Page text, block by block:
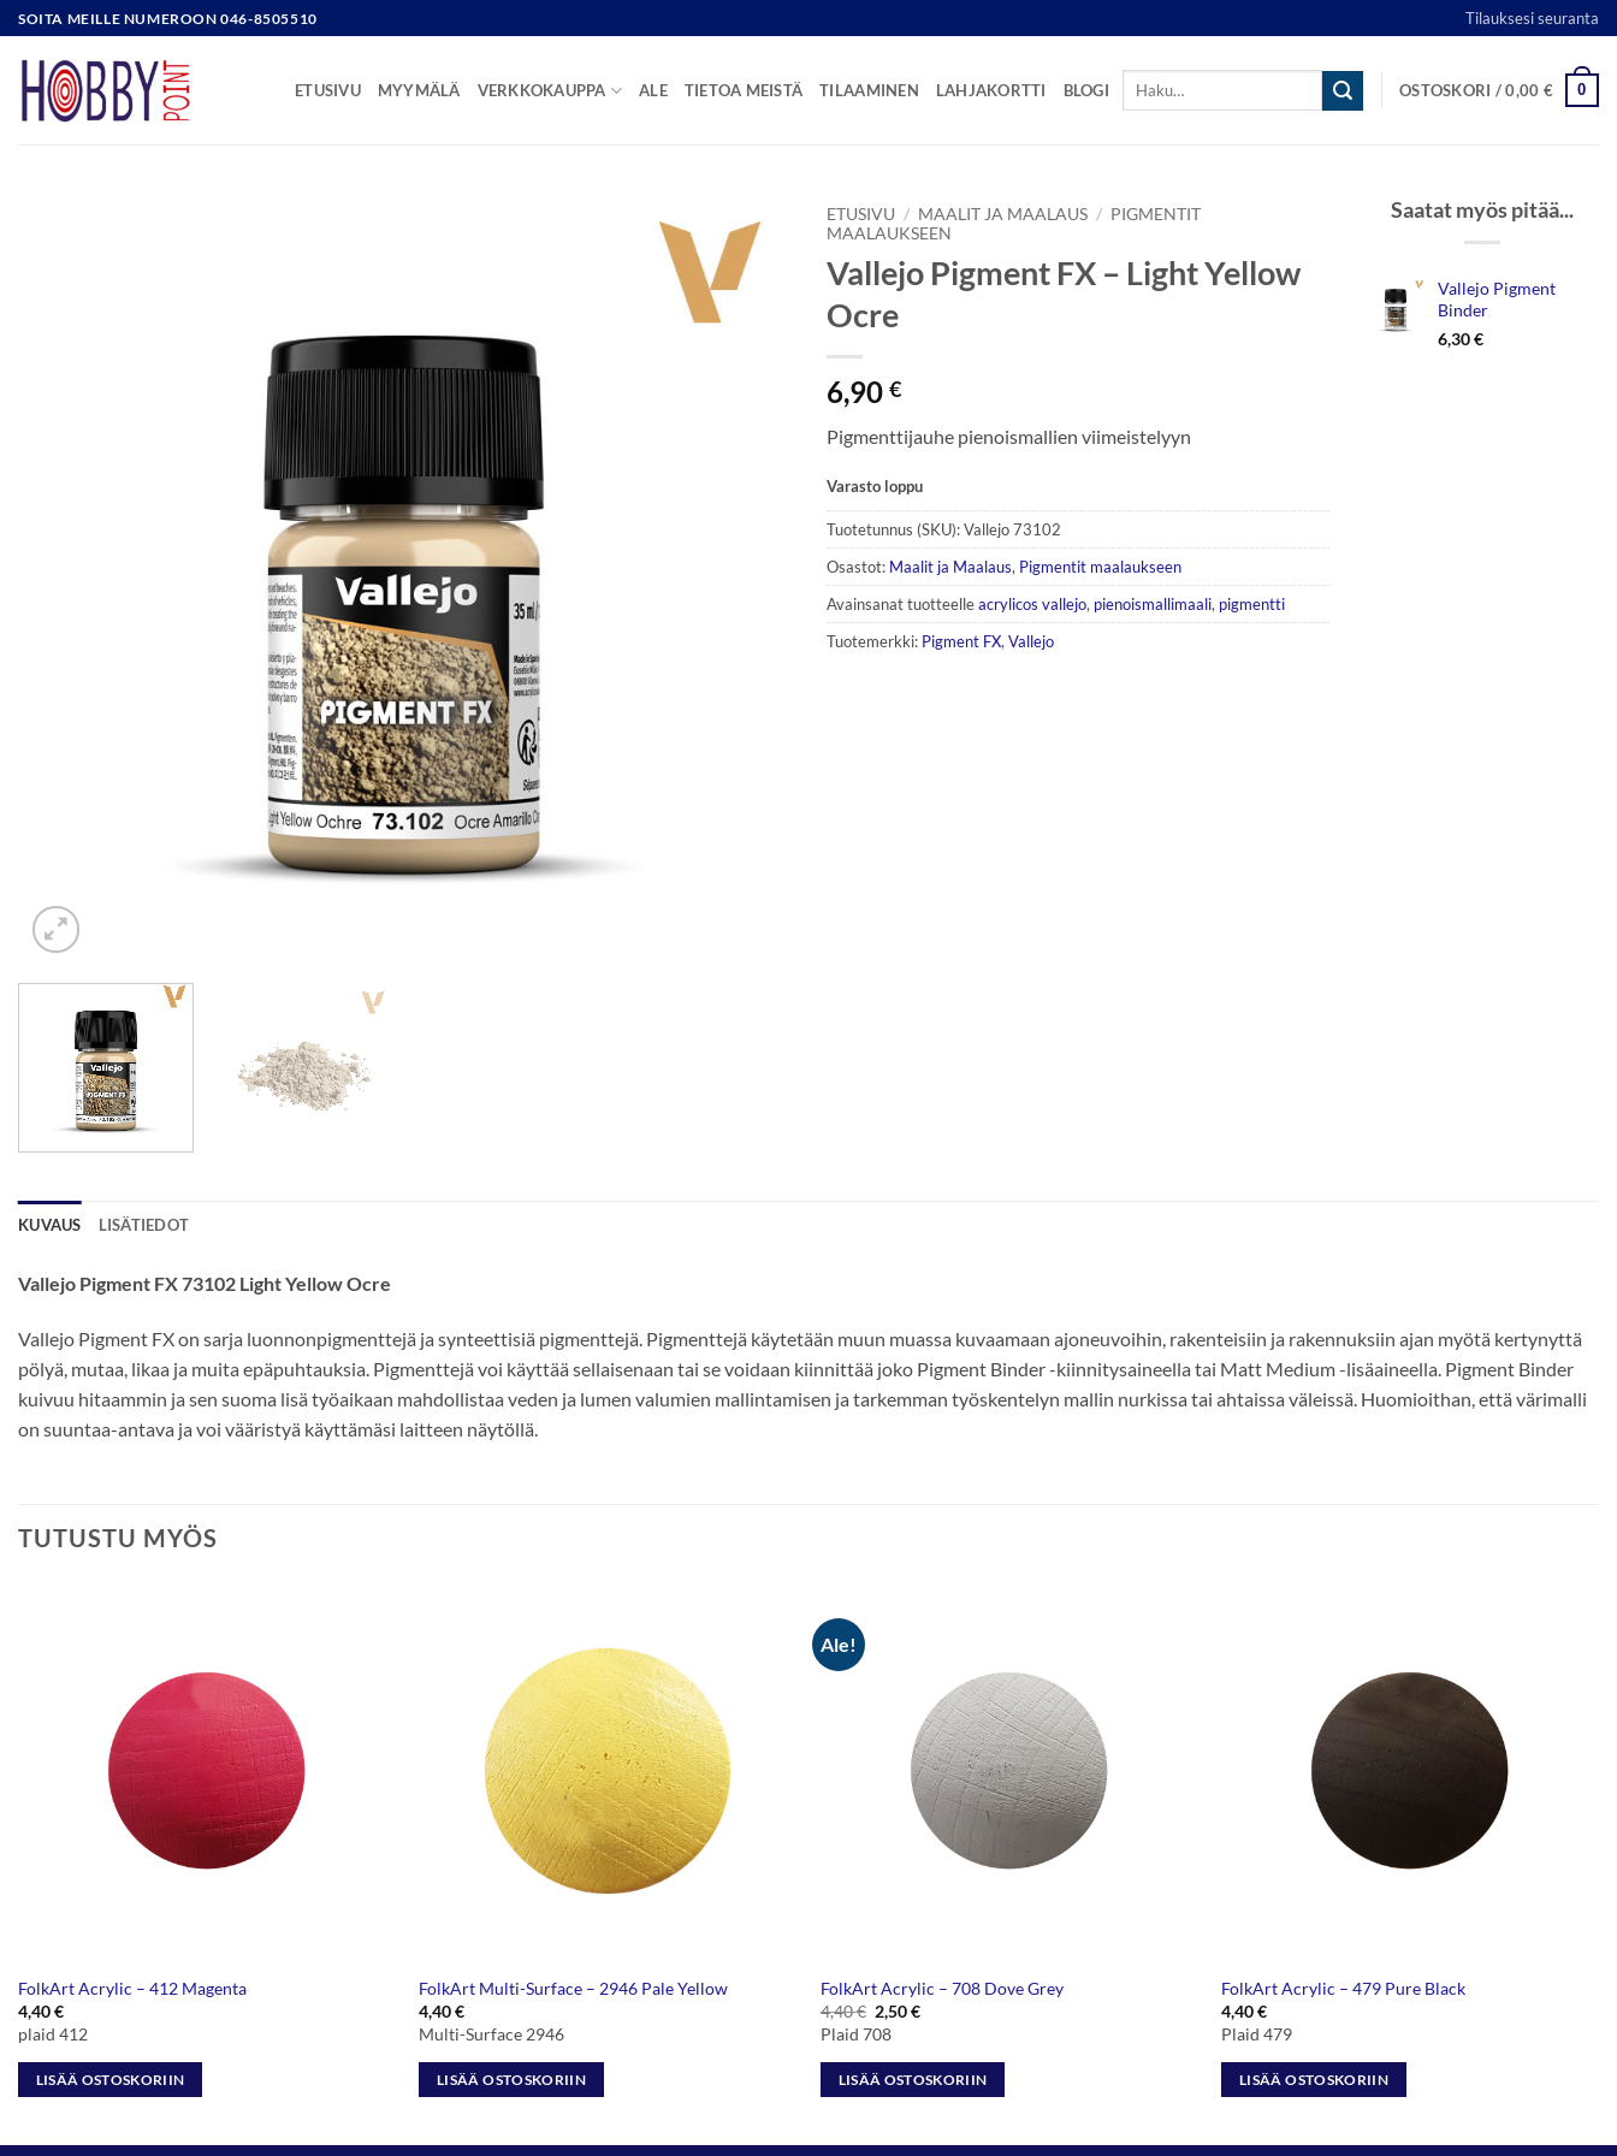
Skip
to
content
SOITA MEILLE NUMEROON 046-8505510 Tilauksesi seuranta
ETUSIVU MYYMÄLÄ VERKKOKAUPPA ALE TIETOA MEISTÄ TILAAMINEN LAHJAKORTTI BLOGI
Etsi:
OSTOSKORI /0,00 € 0
ETUSIVU / MAALIT JA MAALAUS / PIGMENTIT
MAALAUKSEEN
Vallejo Pigment FX – Light Yellow
Ocre
6,90 €
Pigmenttijauhe pienoismallien viimeistelyyn
Varasto loppu
Tuotetunnus (SKU):Vallejo 73102
Osastot: Maalit ja Maalaus, Pigmentit maalaukseen
Avainsanat tuotteelleacrylicos vallejo, pienoismallimaali, pigmentti
Tuotemerkki: Pigment FX,Vallejo
Saatat myös pitää...
Vallejo Pigment
Binder
6,30€
KUVAUS LISÄTIEDOT
Vallejo Pigment FX 73102 Light Yellow Ocre
Vallejo Pigment FX on sarja luonnonpigmenttejä ja synteettisiä pigmenttejä. Pigmenttejä käytetään muun muassa kuvaamaan ajoneuvoihin, rakenteisiin ja rakennuksiin ajan myötä kertynyttä
pölyä, mutaa, likaa ja muita epäpuhtauksia. Pigmenttejä voi käyttää sellaisenaan tai se voidaan kiinnittää joko Pigment Binder -kiinnitysaineella tai Matt Medium -lisäaineella. Pigment Binder
kuivuu hitaammin ja sen suoma lisä työaikaan mahdollistaa veden ja lumen valumien mallintamisen ja tarkemman työskentelyn mallin nurkissa tai ahtaissa väleissä. Huomioithan, että värimalli
on suuntaa-antava ja voi vääristyä käyttämäsi laitteen näytöllä.
TUTUSTU MYÖS
FolkArt Acrylic – 412 Magenta
4,40€
plaid 412
LISÄÄ OSTOSKORIIN
FolkArt Multi-Surface – 2946 Pale Yellow
4,40€
Multi-Surface 2946
LISÄÄ OSTOSKORIIN
Ale!
FolkArt Acrylic – 708 Dove Grey
4,40€ Alkuperäinen
hinta
oli:
4,40 €.
2,50€Nykyinen
2,50 €.
Plaid 708
LISÄÄ OSTOSKORIIN
FolkArt Acrylic – 479 Pure Black
4,40€
Plaid 479
LISÄÄ OSTOSKORIIN